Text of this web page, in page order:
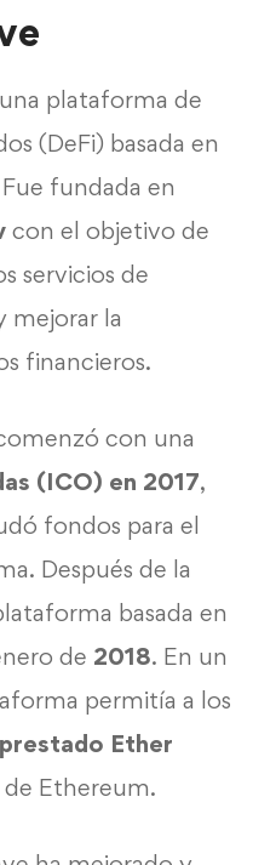
plataforma de
(DeFi) basada en
fundada en
con el objetivo de
servicios de
mejorar la
financieros.
con una
(ICO) en 2017,
fondos para el
Después de la
basada en
de 2018. En un
permitía a los
Ether
Ethereum.